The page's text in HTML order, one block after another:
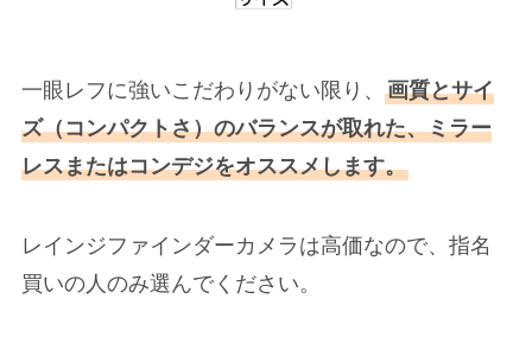
一眼レフに強いこだわりがない限り、 画質とサイ
ズ（コンパクトさ）のバランスが取れた、ミラー
レスまたはコンデジをオススメします。
レインジファインダーカメラは高価なので、指名
買いの人のみ選んでください。